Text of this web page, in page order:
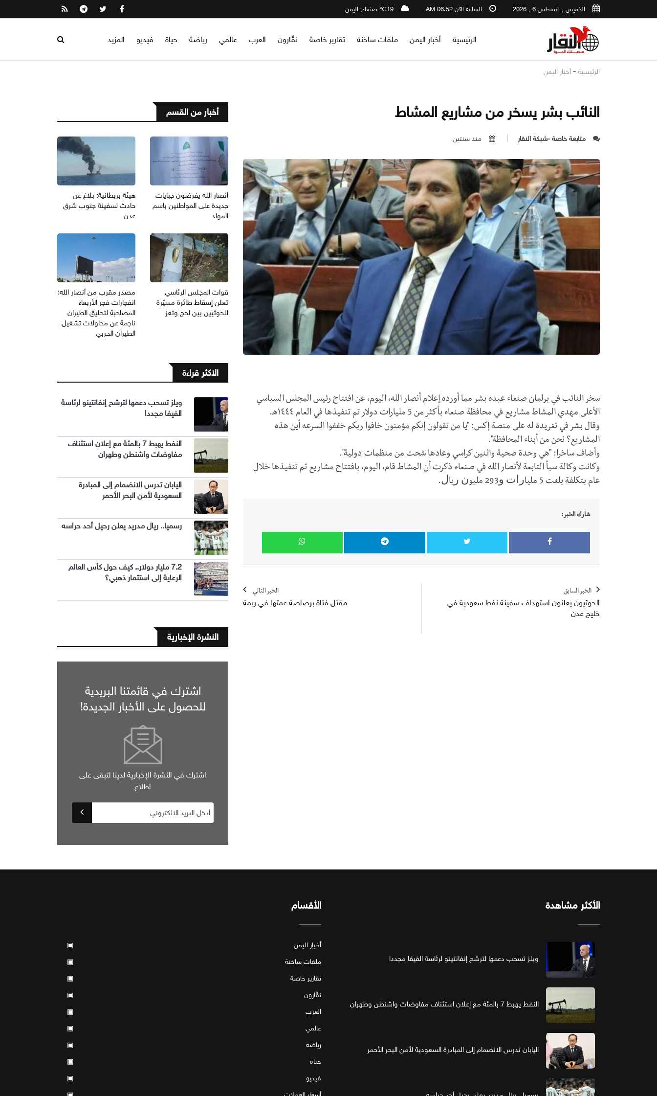
الخميس , اغسطس 6 , 2026 الساعة الآن 06:52 AM 19℃ صنعاء, اليمن
الرئيسية أخبار اليمن ملفات ساخنة تقارير خاصة نقّارون العرب عالمي رياضة حياة فيديو المزيد
الرئيسية - أخبار اليمن
النائب بشر يسخر من مشاريع المشاط
متابعة خاصة -شبكة النقار منذ سنتين
سخر النائب في برلمان صنعاء عبده بشر مما أورده إعلام أنصار الله، اليوم، عن افتتاح رئيس المجلس السياسي
الأعلى مهدي المشاط مشاريع في محافظة صنعاء بأكثر من 5 مليارات دولار تم تنفيذها في العام ١٤٤٤هـ.
وقال بشر في تغريدة له على منصة إكس: "يا من تقولون إنكم مؤمنون خافوا ربكم خففوا السرعه أين هذه
المشاريع؟ نحن من أبناء المحافظة".
وأضاف ساخرا: "هي وحدة صحية واثنين كراسي وعادها شحت من منظمات دولية".
وكانت وكالة سبأ التابعة لأنصار الله في صنعاء ذكرت أن المشاط قام، اليوم، بافتتاح مشاريع تم تنفيذها خلال
عام بتكلفة بلغت 5 ﻣﻠﻴﺎﺭﺍﺕ ﻭ293 ﻣﻠﻴﻮﻥ ﺭﻳﺎﻝ.
شارك الخبر:
الخبر السابق
الحوثيون يعلنون استهداف سفينة نفط سعودية في
خليج عدن
الخبر التالي
مقتل فتاة برصاصة عمتها في ريمة
أخبار من القسم
أنصار الله يفرضون جبايات
جديدة على المواطنين باسم
المولد
هيئة بريطانية: بلاغ عن
حادث لسفينة جنوب شرق
عدن
قوات المجلس الرئاسي
تعلن إسقاط طائرة مسيّرة
للحوثيين بين لحج وتعز
مصدر مقرب من أنصار الله:
انفجارات فجر الأربعاء
المصاحبة لتحليق الطيران
ناجمة عن محاولات تشغيل
الطيران الحربي
الاكثر قراءة
ويلز تسحب دعمها لترشح إنفانتينو لرئاسة
الفيفا مجددا
النفط يهبط 7 بالمئة مع إعلان استئناف
مفاوضات واشنطن وطهران
اليابان تدرس الانضمام إلى المبادرة
السعودية لأمن البحر الأحمر
رسميا.. ريال مدريد يعلن رحيل أحد حراسه
7.2 مليار دولار.. كيف حول كأس العالم
الرعاية إلى استثمار ذهبي؟
النشرة الإخبارية
اشترك في قائمتنا البريدية
للحصول على الأخبار الجديدة!
اشترك في النشرة الإخبارية لدينا لتبقى على
اطلاع
الأكثر مشاهدة
ويلز تسحب دعمها لترشح إنفانتينو لرئاسة الفيفا مجددا
النفط يهبط 7 بالمئة مع إعلان استئناف مفاوضات واشنطن وطهران
اليابان تدرس الانضمام إلى المبادرة السعودية لأمن البحر الأحمر
الأقسام
أخبار اليمن
▣
ملفات ساخنة
▣
تقارير خاصة
▣
نقّارون
▣
العرب
▣
عالمي
▣
رياضة
▣
حياة
▣
فيديو
▣